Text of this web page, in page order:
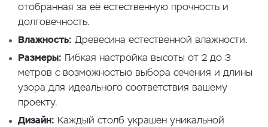
отобранная за её естественную прочность и
долговечность.
Влажность: Древесина естественной влажности.
Размеры: Гибкая настройка высоты от 2 до 3
метров с возможностью выбора сечения и длины
узора для идеального соответствия вашему
проекту.
Дизайн: Каждый столб украшен уникальной